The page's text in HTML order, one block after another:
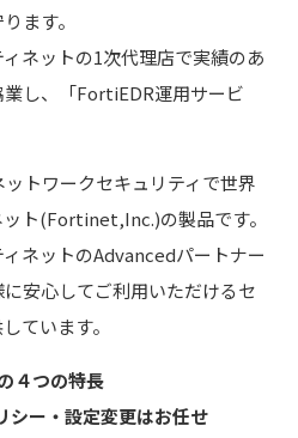
ます。
ネットの1次代理店で実績のあ
し、「FortiEDR運用サービ
トワークセキュリティで世界
ト(Fortinet,Inc.)の製品です。
ネットのAdvancedパートナー
安心してご利用いただけるセ
ています。
４つの特長
シー・設定変更はお任せ